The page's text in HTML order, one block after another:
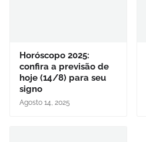
Horóscopo 2025:
confira a previsão de
hoje (14/8) para seu
signo
Agosto 14, 2025